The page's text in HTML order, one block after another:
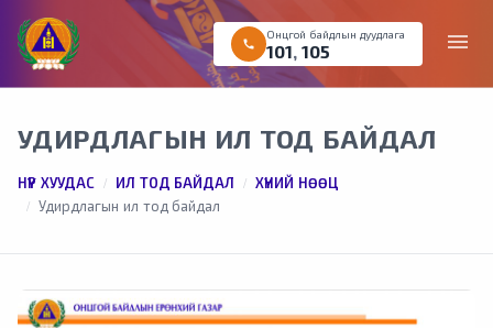
menu
call
Онцгой байдлын дуудлага
101 ,105
УДИРДЛАГЫН ИЛ ТОД БАЙДАЛ
НҮҮР ХУУДАС ИЛ ТОД БАЙДАЛ
ХҮНИЙ НӨӨЦ
Удирдлагын ил тод байдал